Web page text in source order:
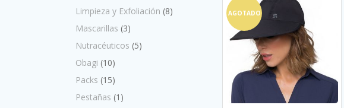
Limpieza y Exfoliación (8)
Mascarillas (3)
Nutracéuticos (5)
Obagi (10)
Packs (15)
Pestañas (1)
AGOTADO